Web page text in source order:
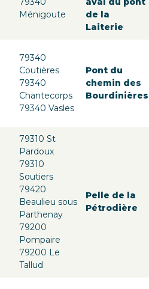
Ménigoute
de la
Laiterie
79340
Coutières
79340
Chantecorps
79340 Vasles
Pont du
chemin des
Bourdinières
79310 St
Pardoux
79310
Soutiers
79420
Beaulieu sous
Parthenay
79200
Pompaire
79200 Le
Tallud
Pelle de la
Pétrodière